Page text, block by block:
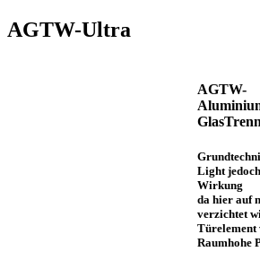
AGTW-Ultra
AGTW-
Light
Wirkung
da hier auf
verzichtet
Türelement
Raumhohe